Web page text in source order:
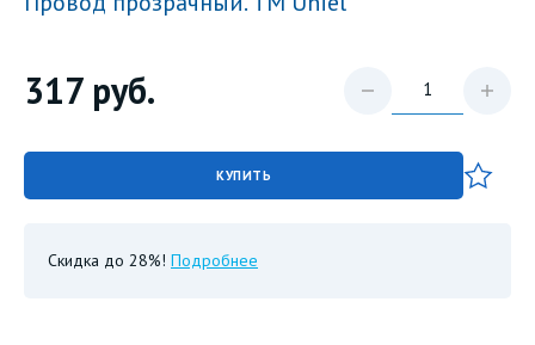
317 руб.
КУПИТЬ
Скидка до 28%! Подробнее